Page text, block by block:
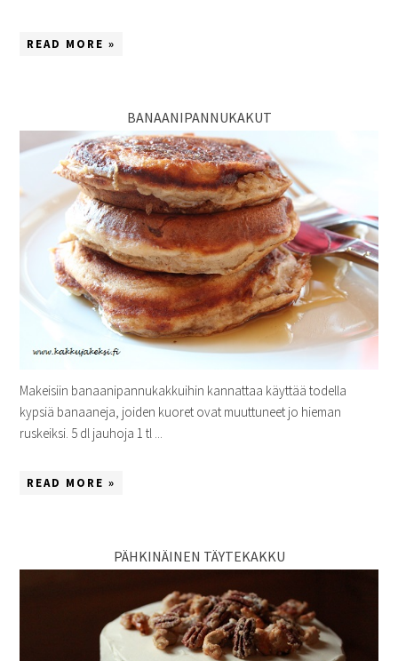
READ MORE »
BANAANIPANNUKAKUT
Makeisiin banaanipannukakkuihin kannattaa käyttää todella
kypsiä banaaneja, joiden kuoret ovat muuttuneet jo hieman
ruskeiksi. 5 dl jauhoja 1 tl ...
READ MORE »
PÄHKINÄINEN TÄYTEKAKKU